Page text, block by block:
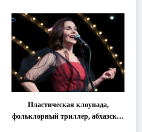
Пластическая клоунада,
фольклорный триллер, абхазская